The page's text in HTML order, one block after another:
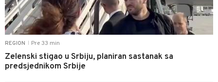
REGION Pre 33 min
Zelenski stigao u Srbiju, planiran sastanak sa
predsjednikom Srbije